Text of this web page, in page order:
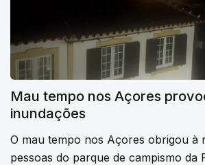
Mau tempo nos Açores
inundações
O mau tempo nos Açores obrigou à
pessoas do parque de campismo da